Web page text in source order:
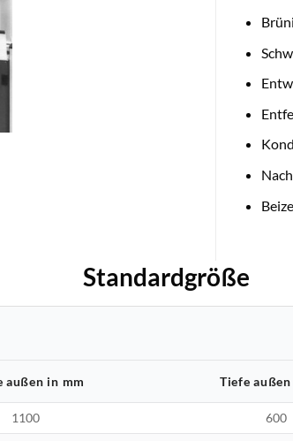
Standardgröße
außen in mm Tiefe
1100 600